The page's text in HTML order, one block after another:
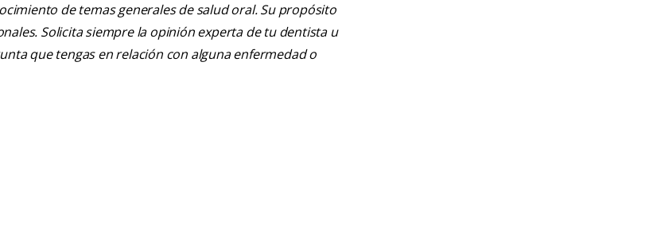
de temas generales de salud oral. Su propósito
Solicita siempre la opinión experta de tu dentista u
que tengas en relación con alguna enfermedad o